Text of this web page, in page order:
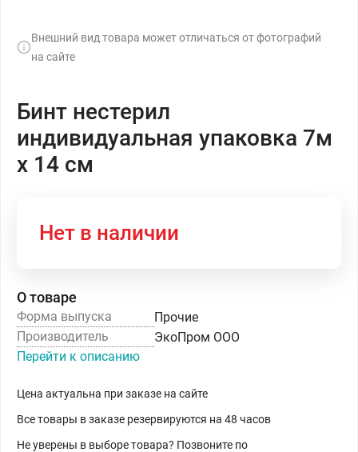
Внешний вид товара может отличаться от фотографий
на сайте
Бинт нестерил
индивидуальная упаковка 7м
х 14 см
Нет в наличии
О товаре
Форма выпуска
Прочие
Производитель
ЭкоПром ООО
Перейти к описанию
Цена актуальна при заказе на сайте
Все товары в заказе резервируются на 48 часов
Не уверены в выборе товара? Позвоните по